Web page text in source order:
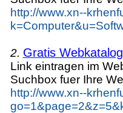
http://www.xn--
2. Gratis
Link eintragen im
Suchbox fuer Ihre
http://www.xn--